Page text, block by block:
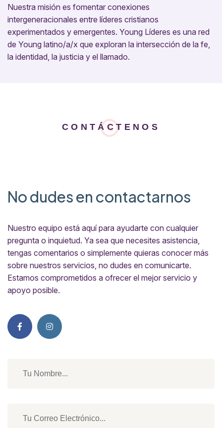
Nuestra misión es fomentar conexiones
intergeneracionales entre líderes cristianos
experimentados y emergentes. Young Líderes es una red
de Young latino/a/x que exploran la intersección de la fe,
la identidad, la justicia y el llamado.
CONTÁCTENOS
No dudes en contactarnos
Nuestro equipo está aquí para ayudarte con cualquier
pregunta o inquietud. Ya sea que necesites asistencia,
tengas comentarios o simplemente quieras conocer más
sobre nuestros servicios, no dudes en comunicarte.
Estamos comprometidos a ofrecer el mejor servicio y
apoyo posible.